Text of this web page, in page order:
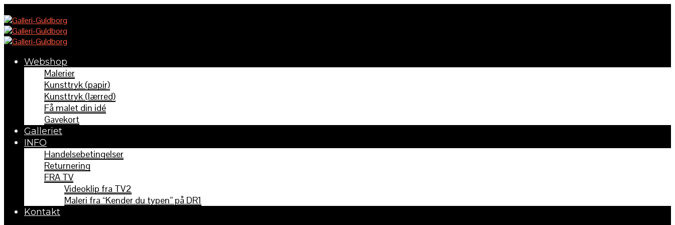
Webshop
Malerier
Kunsttryk (papir)
Kunsttryk (lærred)
Få malet din idé
Gavekort
Galleriet
INFO
Handelsebetingelser
Returnering
FRA TV
Videoklip fra TV2
Maleri fra “Kender du typen” på DR1
Kontakt